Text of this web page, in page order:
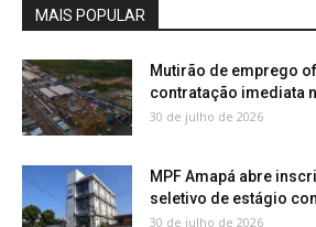
MAIS POPULAR
Mutirão de emprego
contratação imediata
30 de julho de 2026
MPF Amapá abre
seletivo de estágio
30 de julho de 2026